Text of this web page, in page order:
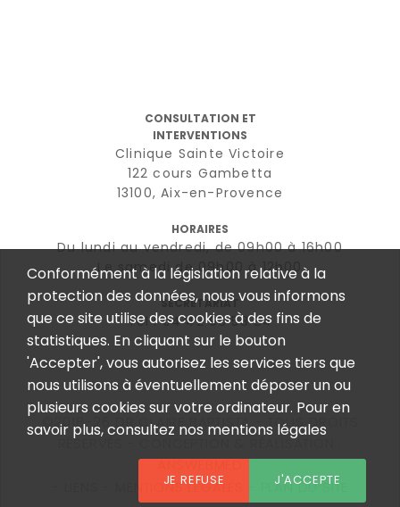
CONSULTATION ET
INTERVENTIONS
Clinique Sainte Victoire
122 cours Gambetta
13100, Aix-en-Provence
HORAIRES
Du lundi au vendredi, de 09h00 à 16h00
Le samedi de 09h00 à 12h00
SECRÉTARIAT
Tél : 04 42 96 58 84
©2018-26 DR CLAIRE BAPTISTA - TOUS DROITS
RÉSERVÉS - CONCEPTION & RÉALISATION :
ANSWEBMED
MENTIONS LÉGALES PLAN DU SITE
Conformément à la législation relative à la
protection des données, nous vous informons
que ce site utilise des cookies à des fins de
statistiques. En cliquant sur le bouton
'Accepter', vous autorisez les services tiers que
nous utilisons à éventuellement déposer un ou
plusieurs cookies sur votre ordinateur. Pour en
savoir plus, consultez nos mentions légales
JE REFUSE J'ACCEPTE